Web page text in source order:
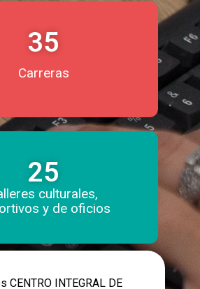
35
Carreras
25
culturales,
y de oficios
CENTRO INTEGRAL DE